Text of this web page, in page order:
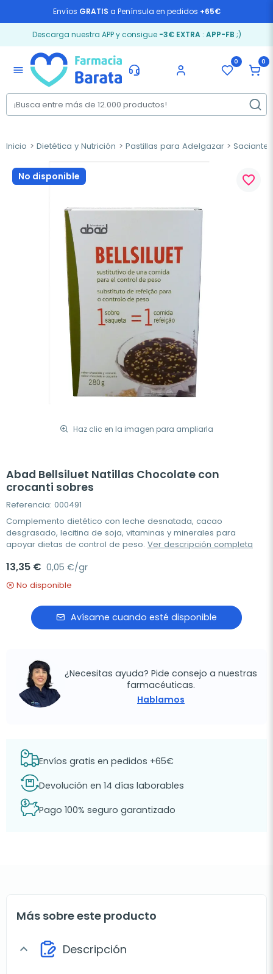
Envíos GRATIS a Península en pedidos +65€
Descarga nuestra APP y consigue -3€ EXTRA: APP-FB ;)
menu
0 0
Inicio Dietética y Nutrición Pastillas para Adelgazar Saciantes
No disponible
Haz clic en la imagen para ampliarla
favorite_border
Abad Bellsiluet Natillas Chocolate con
crocanti sobres
Referencia: 000491
Complemento dietético con leche desnatada, cacao
desgrasado, lecitina de soja, vitaminas y minerales para
apoyar dietas de control de peso. Ver descripción completa
13,35 € 0,05 €/gr
No disponible
Avísame cuando esté disponible
¿Necesitas ayuda? Pide consejo a nuestras
farmacéuticas.
Hablamos
Envíos gratis en pedidos +65€
Devolución en 14 días laborables
Pago 100% seguro garantizado
Más sobre este producto
expand_more Descripción